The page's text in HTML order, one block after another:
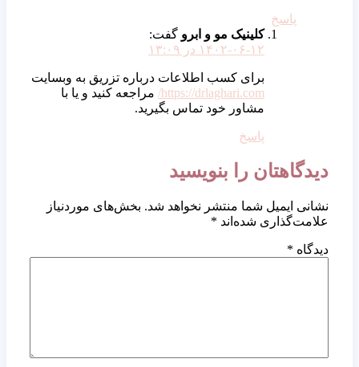
پاسخ
کلینیک مو و ابرو گفت:
۱۴۰۲-۰۶-۱۲ در ۱۳:۰۹
برای کسب اطلاعات درباره تزریق به وبسایت
https://drlaghari.com/ مراجعه کنید و یا با
مشاور خود تماس بگیرید.
پاسخ
دیدگاهتان را بنویسید
نشانی ایمیل شما منتشر نخواهد شد. بخش‌های موردنیاز
علامت‌گذاری شده‌اند *
دیدگاه *